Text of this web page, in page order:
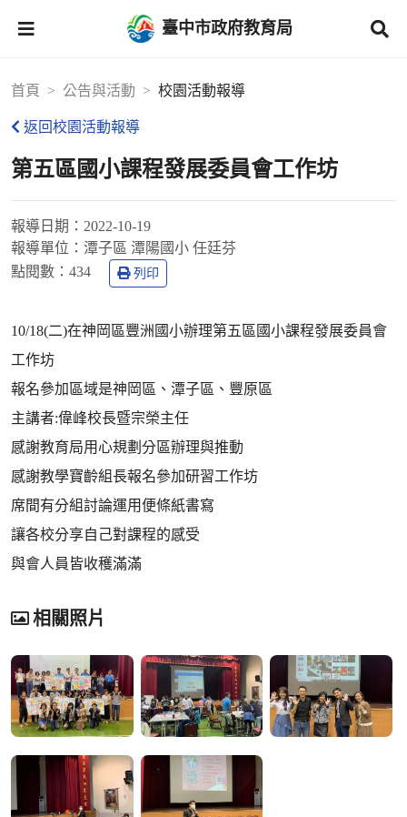
臺中市政府教育局
首頁 公告與活動 校園活動報導
返回校園活動報導
第五區國小課程發展委員會工作坊
報導日期： 2022-10-19
報導單位： 潭子區 潭陽國小 任廷芬
點閱數： 434 列印
10/18(二)在神岡區豐洲國小辦理第五區國小課程發展委員會
工作坊
報名參加區域是神岡區、潭子區、豐原區
主講者:偉峰校長暨宗榮主任
感謝教育局用心規劃分區辦理與推動
感謝教學寶齡組長報名參加研習工作坊
席間有分組討論運用便條紙書寫
讓各校分享自己對課程的感受
與會人員皆收穫滿滿
相關照片